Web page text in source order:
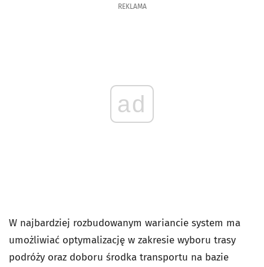
REKLAMA
ad
W najbardziej rozbudowanym wariancie system ma
umożliwiać optymalizację w zakresie wyboru trasy
podróży oraz doboru środka transportu na bazie